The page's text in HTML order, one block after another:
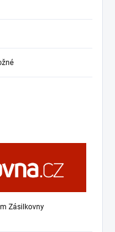
Zásilkovny